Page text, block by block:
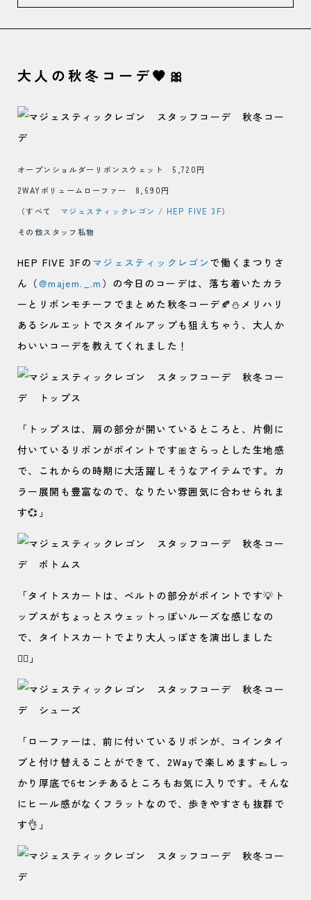
大人の秋冬コーデ🖤🎀
オープンショルダーリボンスウェット 5,720円
2WAYボリュームローファー 8,690円
（すべて マジェスティックレゴン / HEP FIVE 3F）
その他スタッフ私物
HEP FIVE 3Fの マジェスティックレゴンで働くまつりさ
ん（@majem._.m ）の今日のコーデは、落ち着いたカラ
ーとリボンモチーフでまとめた秋冬コーデ🍂⛄メリハリ
あるシルエットでスタイルアップも狙えちゃう、大人か
わいいコーデを教えてくれました！
「トップスは、肩の部分が開いているところと、片側に
付いているリボンがポイントです🎀さらっとした生地感
で、これからの時期に大活躍しそうなアイテムです。カ
ラー展開も豊富なので、なりたい雰囲気に合わせられま
す💞」
「タイトスカートは、ベルトの部分がポイントです💡ト
ップスがちょっとスウェットっぽいルーズな感じなの
で、タイトスカートでより大人っぽさを演出しました
🙆‍♀️」
「ローファーは、前に付いているリボンが、コインタイ
プと付け替えることができて、2Wayで楽しめます👞しっ
かり厚底で6センチあるところもお気に入りです。そんな
にヒール感がなくフラットなので、歩きやすさも抜群で
す👌」